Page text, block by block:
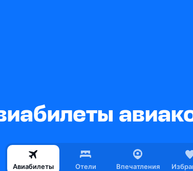
Авиабилеты Отели Впечатления